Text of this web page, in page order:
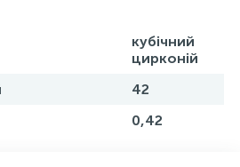
кубічний
цирконій
42
0,42